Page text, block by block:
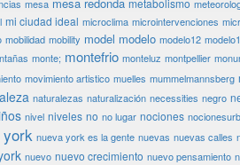
mesa metabolismo
mi ciudad ideal microclima microintervenciones
mobilidad mobility model modelo modelo12
monte; montefrio monteluz montpellier
movimiento artistico muelles mummelmannsberg
naturalezas naturalización necessities negro
nivel niveles no no lugar nociones
york nueva york es la gente nuevas nuevas calles
nuevo nuevo crecimiento nuevo pensamiento